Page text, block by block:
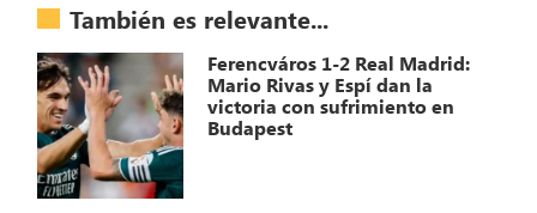
También es relevante...
Ferencváros 1-2 Real Madrid:
Mario Rivas y Espí dan la
victoria con sufrimiento en
Budapest